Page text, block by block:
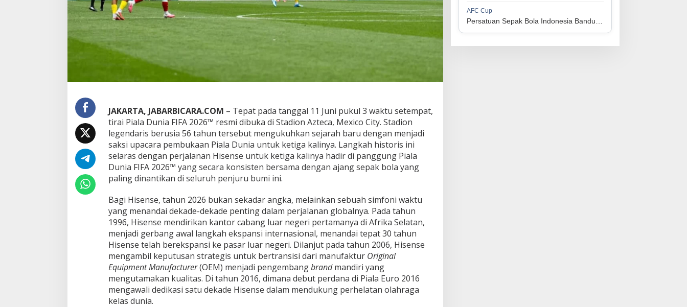
i
a
I
F
2
2
:
“
I
n
n
o
v
a
t
n
g
a
B
r
i
g
h
e
r
L
JAKARTA, JABARBICARA.COM – Tepat pada tanggal 11 Juni pukul 3 waktu setempat,
tirai Piala Dunia FIFA 2026™ resmi dibuka di Stadion Azteca, Mexico City. Stadion
legendaris berusia 56 tahun tersebut mengukuhkan sejarah baru dengan menjadi
saksi upacara pembukaan Piala Dunia untuk ketiga kalinya. Langkah historis ini
selaras dengan perjalanan Hisense untuk ketiga kalinya hadir di panggung Piala
Dunia FIFA 2026™ yang secara konsisten bersama dengan ajang sepak bola yang
paling dinantikan di seluruh penjuru bumi ini.
Bagi Hisense, tahun 2026 bukan sekadar angka, melainkan sebuah simfoni waktu
yang menandai dekade-dekade penting dalam perjalanan globalnya. Pada tahun
1996, Hisense mendirikan kantor cabang luar negeri pertamanya di Afrika Selatan,
menjadi gerbang awal langkah ekspansi internasional, menandai tepat 30 tahun
Hisense telah berekspansi ke pasar luar negeri. Dilanjut pada tahun 2006, Hisense
mengambil keputusan strategis untuk bertransisi dari manufaktur Original
Equipment Manufacturer(OEM) menjadi pengembangbrandmandiri yang
mengutamakan kualitas. Di tahun 2016, dimana debut perdana di Piala Euro 2016
mengawali dedikasi satu dekade Hisense dalam mendukung perhelatan olahraga
kelas dunia.
1
3
4
1
AFC Cup